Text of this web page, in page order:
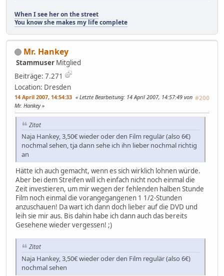
When I see her on the street
You know she makes my life complete
Mr. Hankey
Stammuser Mitglied
Beiträge: 7.271
Location: Dresden
14 April 2007, 14:54:33 #200
Letzte Bearbeitung: 14 April 2007, 14:57:49 von
Mr. Hankey
Zitat
Naja Hankey, 3,50€ wieder oder den Film regulär (also 6€)
nochmal sehen, tja dann sehe ich ihn lieber nochmal richtig
an
Hätte ich auch gemacht, wenn es sich wirklich lohnen würde.
Aber bei dem Streifen will ich einfach nicht noch einmal die
Zeit investieren, um mir wegen der fehlenden halben Stunde
Film noch einmal die vorangegangenen 1 1/2-Stunden
anzuschauen! Da wart ich dann doch lieber auf die DVD und
leih sie mir aus. Bis dahin habe ich dann auch das bereits
Gesehene wieder vergessen! ;)
Zitat
Naja Hankey, 3,50€ wieder oder den Film regulär (also 6€)
nochmal sehen